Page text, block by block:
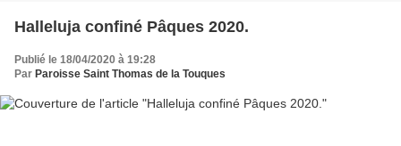
Halleluja confiné Pâques 2020.
Publié le 18/04/2020 à 19:28
Par Paroisse Saint Thomas de la Touques